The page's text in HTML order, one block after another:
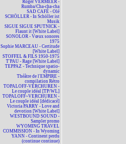
Roger VERMEER -
Rumba/Cha-cha-cha
SAD CAFÉ - Olé
SCHÖLLER - In Schöller ist
Musik
SIGUE SIGUE SPUTNICK -
Flaunt it [White Label]
SONOLOR - Vœux sonores
1975
Sophie MARCEAU - Certitude
[White Label]
STOFFEL & FILS 1950-1975
T'PAU - Rage [White Label]
TEPPAZ - Technique spatio-
dynamic
Théâtre de l'EMPIRE -
compilation Rétro
TOPALOFF-VERCHUREN -
Le couple idéal [TP/WL]
TOPALOFF~VERCHUREN -
Le couple idéal [dédicacé]
Victoria PARRY - Love and
devotion [White Label]
WESTBOUND SOUND -
Sampler promo
WYOMING TRAVEL
COMMISSION - In Wyoming
YANN - Continent perdu
(continue continue)